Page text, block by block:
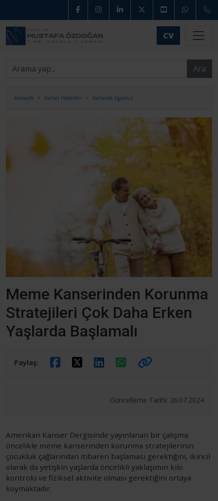
CV
Ara
Anasayfa Kanser Haberleri Kanserde Egzersiz
Meme Kanserinden Korunma
Stratejileri Çok Daha Erken
Yaşlarda Başlamalı
Paylaş:
Güncelleme Tarihi: 26.07.2024
Amerikan Kanser Dergisinde yayınlanan bir çalışma;
öncelikle meme kanserinden korunma stratejilerinin
çocukluk çağlarından itibaren başlaması gerektiğini, ikincil
olarak da yetişkin yaşlarda öncelikli yaklaşımın kilo
kontrolü ve fiziksel aktivite olması gerektiğini ortaya
koymaktadır.